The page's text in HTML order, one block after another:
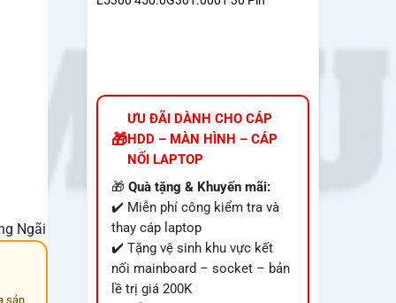
ƯU ĐÃI DÀNH CHO CÁP
HDD – MÀN HÌNH – CÁP
NỐI LAPTOP
🎁Quà tặng & Khuyến mãi:
✔️ Miễn phí công kiểm tra và
thay cáp laptop
✔️ Tặng vệ sinh khu vực kết
nối mainboard – socket – bản
lề trị giá 200K
Ngãi
sản